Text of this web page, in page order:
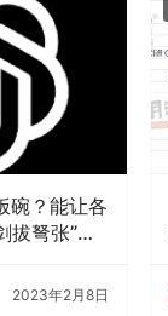
碗？能让各
拔弩张”的
2023年2月8日